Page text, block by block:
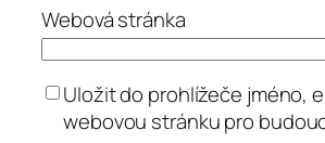
Webová stránka
Uložit do prohlížeče jméno,
webovou stránku pro